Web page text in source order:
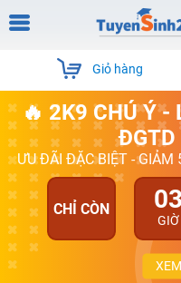
Giỏ hàng
🔥 2K9 CHÚ Ý -
ĐGTD
ƯU ĐÃI ĐẶC BIỆT - GIẢM
CHỈ CÒN 03
GIỜ